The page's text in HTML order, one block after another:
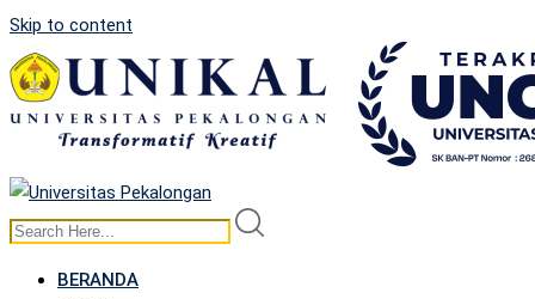
Skip to content
BERANDA